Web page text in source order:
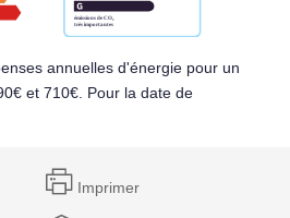
annuelles d'énergie pour un
et 710€. Pour la date de
Imprimer